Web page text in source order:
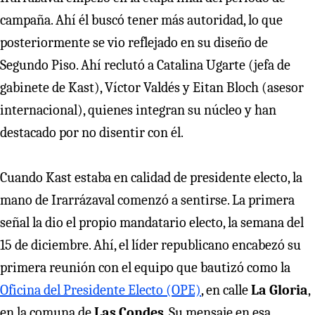
campaña. Ahí él buscó tener más autoridad, lo que
posteriormente se vio reflejado en su diseño de
Segundo Piso. Ahí reclutó a Catalina Ugarte (jefa de
gabinete de Kast), Víctor Valdés y Eitan Bloch (asesor
internacional), quienes integran su núcleo y han
destacado por no disentir con él.
Cuando Kast estaba en calidad de presidente electo, la
mano de Irarrázaval comenzó a sentirse. La primera
señal la dio el propio mandatario electo, la semana del
15 de diciembre. Ahí, el líder republicano encabezó su
primera reunión con el equipo que bautizó como la
Oficina del Presidente Electo (OPE), en calleLa Gloria,